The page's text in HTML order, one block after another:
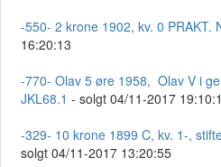
-550- 2 krone 1902, kv. 0 PRAKT.
16:20:13
-770- Olav 5 øre 1958, Olav V i
JKL68.1 - solgt 04/11-2017
-329- 10 krone 1899 C, kv. 1-,
solgt 04/11-2017 13:20:55